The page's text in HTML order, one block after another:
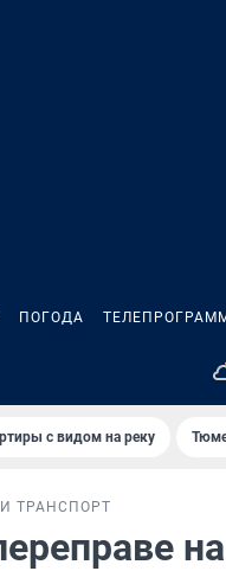
ПОГОДА
с видом на реку
ТРАНСПОРТ